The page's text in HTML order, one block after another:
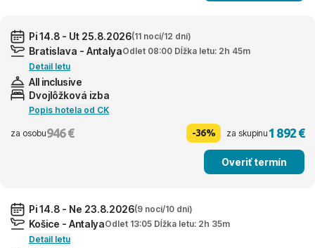
Pi 14.8 - Ut 25.8.2026(11 nocí/12 dní)
Bratislava - AntalyaOdlet 08:00 Dĺžka letu: 2h 45m
Detail letu
All inclusive
Dvojlôžková izba
Popis hotela od CK
za osobu946 € -36% za skupinu1 892 €
Overiť termín
Pi 14.8 - Ne 23.8.2026(9 nocí/10 dní)
Košice - AntalyaOdlet 13:05 Dĺžka letu: 2h 35m
Detail letu